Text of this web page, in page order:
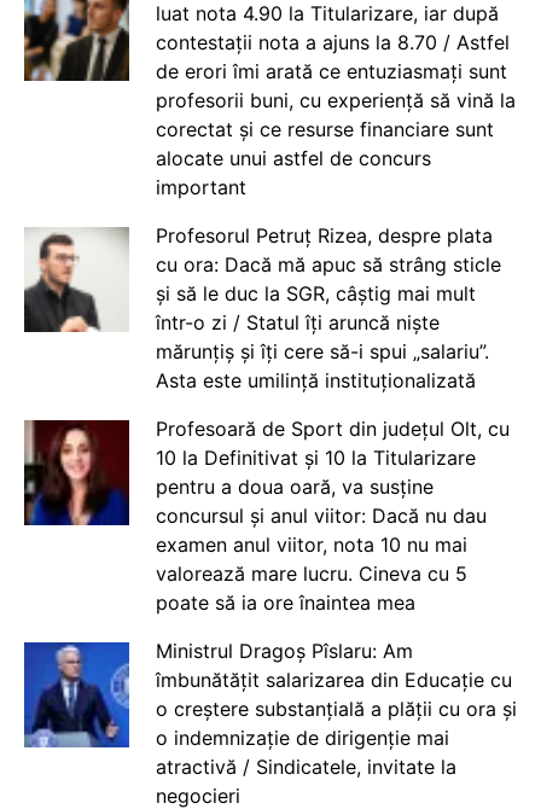
luat nota 4.90 la Titularizare, iar după
contestații nota a ajuns la 8.70 / Astfel
de erori îmi arată ce entuziasmați sunt
profesorii buni, cu experiență să vină la
corectat și ce resurse financiare sunt
alocate unui astfel de concurs
important
Profesorul Petruț Rizea, despre plata
cu ora: Dacă mă apuc să strâng sticle
și să le duc la SGR, câștig mai mult
într-o zi / Statul îți aruncă niște
mărunțiș și îți cere să-i spui „salariu”.
Asta este umilință instituționalizată
Profesoară de Sport din județul Olt, cu
10 la Definitivat și 10 la Titularizare
pentru a doua oară, va susține
concursul și anul viitor: Dacă nu dau
examen anul viitor, nota 10 nu mai
valorează mare lucru. Cineva cu 5
poate să ia ore înaintea mea
Ministrul Dragoș Pîslaru: Am
îmbunătățit salarizarea din Educație cu
o creștere substanțială a plății cu ora și
o indemnizație de dirigenție mai
atractivă / Sindicatele, invitate la
negocieri